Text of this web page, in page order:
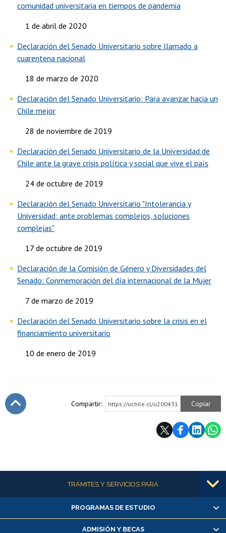
comunidad universitaria en tiempos de pandemia
1 de abril de 2020
Declaración del Senado Universitario sobre llamado a
cuarentena nacional
18 de marzo de 2020
Declaración del Senado Universitario: Para avanzar hacia un
Chile mejor
28 de noviembre de 2019
Declaración del Senado Universitario de la Universidad de
Chile ante la grave crisis política y social que vive el país
24 de octubre de 2019
Declaración del Senado Universitario "Intolerancia y
Universidad: ante problemas complejos, soluciones
complejas"
17 de octubre de 2019
Declaración de la Comisión de Género y Diversidades del
Senado: Conmemoración del día internacional de la Mujer
7 de marzo de 2019
Declaración del Senado Universitario sobre la crisis en el
financiamiento universitario
10 de enero de 2019
Compartir: https://uchile.cl/u200431 Copiar
Más informaciónTRÁMITES Y SERVICIOS PARA
Alumnas/os y exalumnas/os
Matrícula en línea
PROGRAMAS DE ESTUDIO
ADMISIÓN Y BECAS